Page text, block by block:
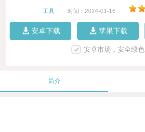
工具 时间：2024-01-16
安卓下载 苹果下载
安卓市场，安全绿色
简介